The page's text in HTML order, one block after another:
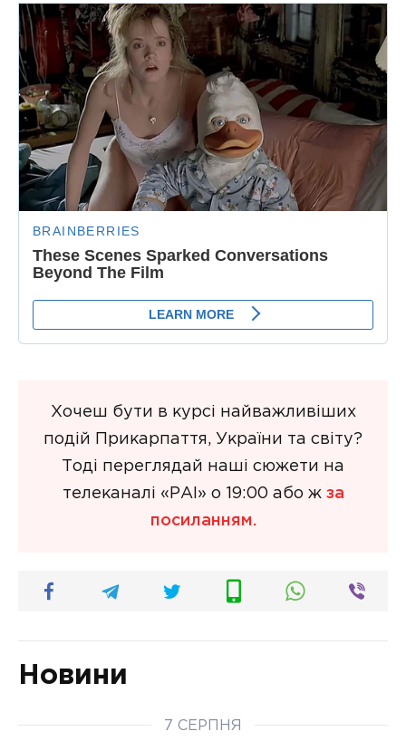
Хочеш бути в курсі найважливіших
подій Прикарпаття, України та світу?
Тоді переглядай наші сюжети на
телеканалі «РАІ» о 19:00 або ж за
посиланням.
Новини
7 СЕРПНЯ